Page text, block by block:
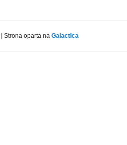
| Strona oparta na Galactica